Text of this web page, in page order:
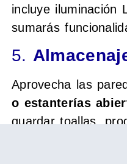
incluye iluminación
sumarás
5.
Aprovecha las
o estanterías
guardar toallas,